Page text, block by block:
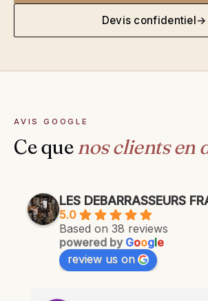
Devis confidentiel→
AVIS GOOGLE
Ce que nos clients en
LES DEBARRASSEURS
5.0
Based on 38 reviews
powered by Google
review us on